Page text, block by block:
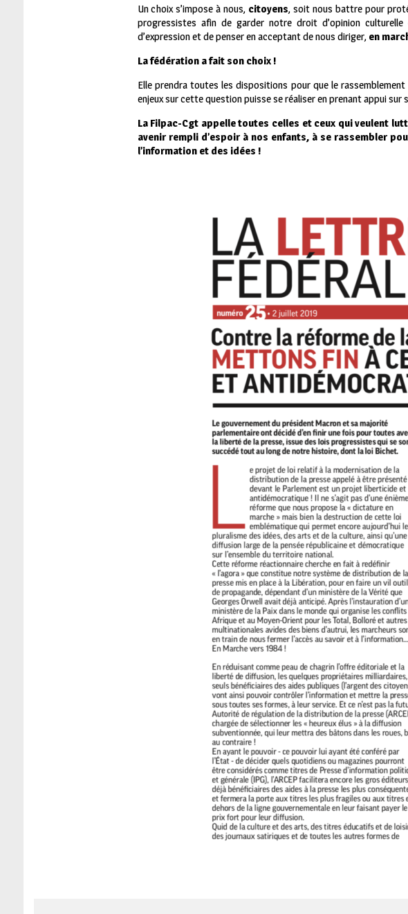
Un choix s’impose à nous, citoyens, soit nous battre pour
progressistes afin de garder notre droit d’opinion
d’expression et de penser en acceptant de nous diriger, en
La fédération a fait son choix !
Elle prendra toutes les dispositions pour que le
enjeux sur cette question puisse se réaliser en prenant appui
La Filpac-Cgt appelle toutes celles et ceux qui veulent
avenir rempli d’espoir à nos enfants, à se rassembler
l’information et des idées !